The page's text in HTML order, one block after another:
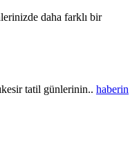
daha farklı bir
tatil günlerinin.. haberin